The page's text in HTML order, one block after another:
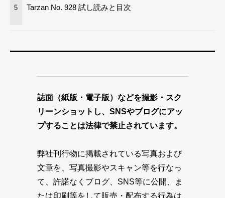
5 Tarzan No. 928 試し読みと目次
誌面（紙版・電子版）などを撮影・スク
リーンショットし、SNSやブログにアッ
プすることは法律で禁止されています。
弊社刊行物に掲載されている写真および
文章を、写真撮影やスキャン等を行なっ
て、許諾なくブログ、SNS等に公開、ま
たは印刷等をして販売・配布する行為は